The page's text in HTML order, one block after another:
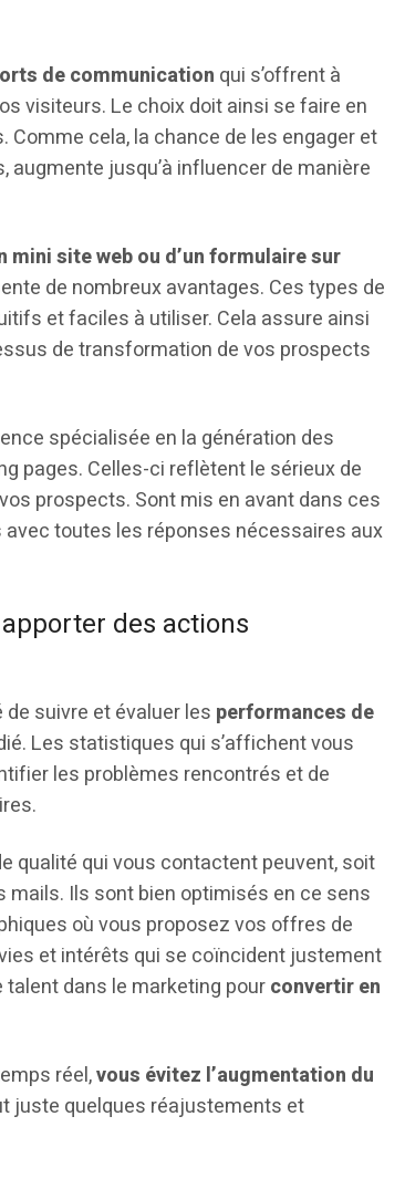
de communication qui s’offrent à
visiteurs. Le choix doit ainsi se faire en
cela, la chance de les engager et
jusqu’à influencer de manière
mini site web ou d’un formulaire sur
de nombreux avantages. Ces types de
et faciles à utiliser. Cela assure ainsi
de transformation de vos prospects
spécialisée en la génération des
pages. Celles-ci reflètent le sérieux de
prospects. Sont mis en avant dans ces
toutes les réponses nécessaires aux
des actions
suivre et évaluer les performances de
Les statistiques qui s’affichent vous
les problèmes rencontrés et de
qualité qui vous contactent peuvent, soit
mails. Ils sont bien optimisés en ce sens
où vous proposez vos offres de
et intérêts qui se coïncident justement
talent dans le marketing pourconvertir en
réel,vous évitez l’augmentation du
juste quelques réajustements et